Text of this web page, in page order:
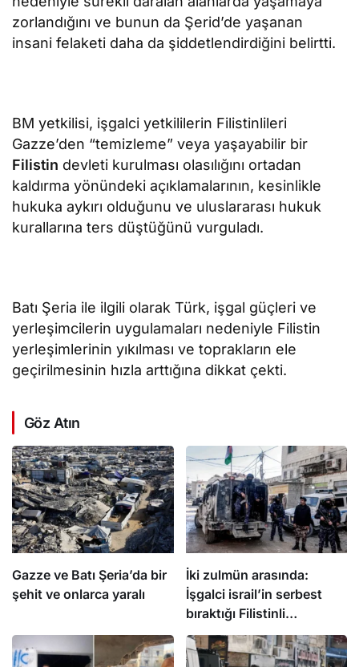
zorlandığını ve bunun da Şerid’de yaşanan
insani felaketi daha da şiddetlendirdiğini belirtti.
BM yetkilisi, işgalci yetkililerin Filistinlileri
Gazze’den “temizleme” veya yaşayabilir bir
Filistin devleti kurulması olasılığını ortadan
kaldırma yönündeki açıklamalarının, kesinlikle
hukuka aykırı olduğunu ve uluslararası hukuk
kurallarına ters düştüğünü vurguladı.
Batı Şeria ile ilgili olarak Türk, işgal güçleri ve
yerleşimcilerin uygulamaları nedeniyle Filistin
yerleşimlerinin yıkılması ve toprakların ele
geçirilmesinin hızla arttığına dikkat çekti.
Göz Atın
Gazze ve Batı Şeria’da bir
şehit ve onlarca yaralı
İki zulmün arasında:
İşgalci israil’in serbest
bıraktığı Filistinli
mahkumları Abbas
yönetimi gözaltına aldı